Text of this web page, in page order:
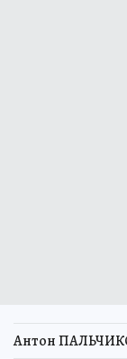
Антон